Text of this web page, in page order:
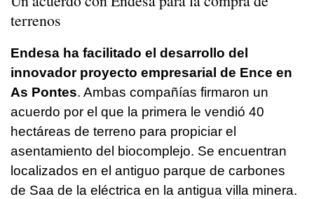
terrenos
Endesa ha facilitado el desarrollo del
innovador proyecto empresarial de Ence en
As Pontes. Ambas compañías firmaron un
acuerdo por el que la primera le vendió 40
hectáreas de terreno para propiciar el
asentamiento del biocomplejo. Se encuentran
localizados en el antiguo parque de carbones
de Saa de la eléctrica en la antigua villa minera.